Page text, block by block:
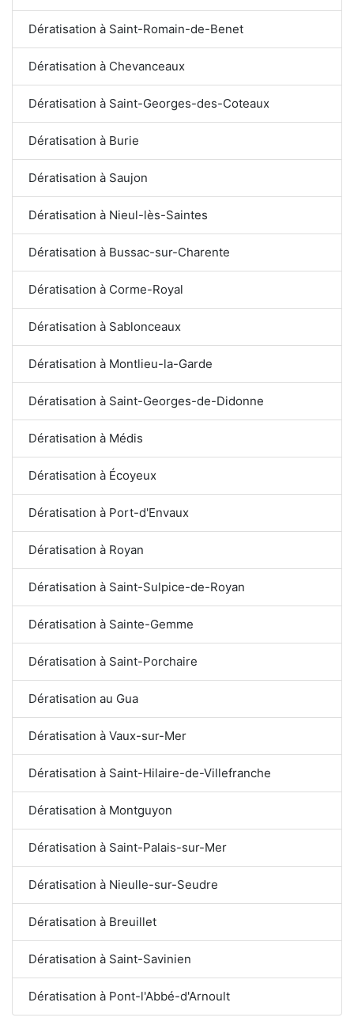
Dératisation à Saint-Romain-de-Benet
Dératisation à Chevanceaux
Dératisation à Saint-Georges-des-Coteaux
Dératisation à Burie
Dératisation à Saujon
Dératisation à Nieul-lès-Saintes
Dératisation à Bussac-sur-Charente
Dératisation à Corme-Royal
Dératisation à Sablonceaux
Dératisation à Montlieu-la-Garde
Dératisation à Saint-Georges-de-Didonne
Dératisation à Médis
Dératisation à Écoyeux
Dératisation à Port-d'Envaux
Dératisation à Royan
Dératisation à Saint-Sulpice-de-Royan
Dératisation à Sainte-Gemme
Dératisation à Saint-Porchaire
Dératisation au Gua
Dératisation à Vaux-sur-Mer
Dératisation à Saint-Hilaire-de-Villefranche
Dératisation à Montguyon
Dératisation à Saint-Palais-sur-Mer
Dératisation à Nieulle-sur-Seudre
Dératisation à Breuillet
Dératisation à Saint-Savinien
Dératisation à Pont-l'Abbé-d'Arnoult